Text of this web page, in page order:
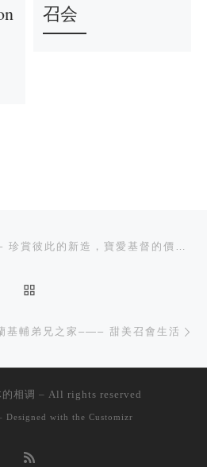
召会
宜蘭「珍賞之旅」——– 珍賞彼此的新造，寶愛基督的價值，認識召會的關愛
基輔弟兄之家–—– 甜美召會生活
相调 – All rights reserved
Designed with the Customizr